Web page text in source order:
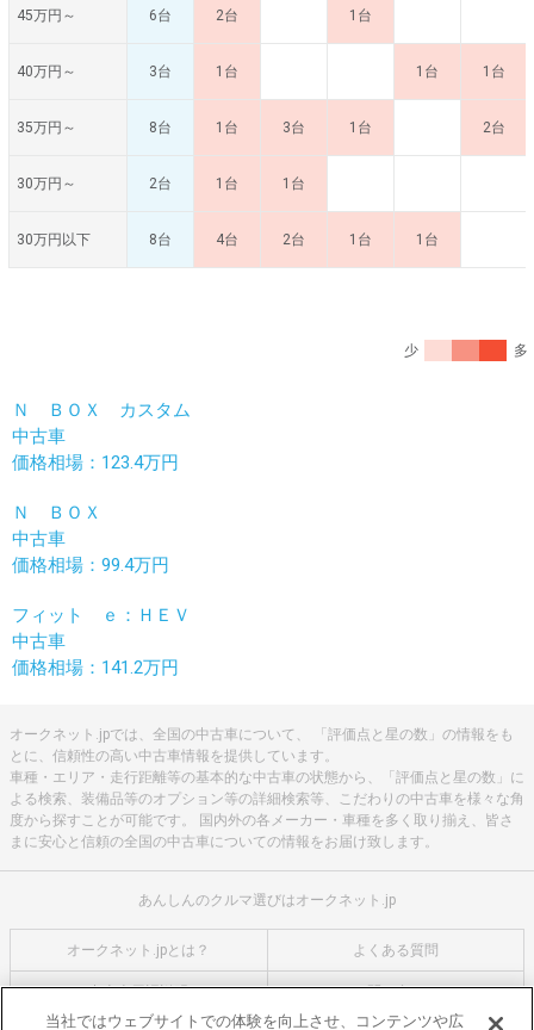
45万円～
40万円～
35万円～
30万円～
30万円以下
6台 2台 1台
3台 1台 1台 1台
8台 1台 3台 1台 2台
2台 1台 1台
8台 4台 2台 1台 1台
少 多
Ｎ ＢＯＸ カスタム
中古車
価格相場：123.4万円
Ｎ ＢＯＸ
中古車
価格相場：99.4万円
フィット ｅ：ＨＥＶ
中古車
価格相場：141.2万円
オークネット.jpでは、全国の中古車について、 「評価点と星の数」の情報をも
とに、信頼性の高い中古車情報を提供しています。
車種・エリア・走行距離等の基本的な中古車の状態から、「評価点と星の数」に
よる検索、装備品等のオプション等の詳細検索等、こだわりの中古車を様々な角
度から探すことが可能です。 国内外の各メーカー・車種を多く取り揃え、皆さ
まに安心と信頼の全国の中古車についての情報をお届け致します。
あんしんのクルマ選びはオークネット.jp
オークネット.jpとは？ よくある質問
中古車用語説明 お問い合わせ
当社ではウェブサイトでの体験を向上させ、コンテンツや広